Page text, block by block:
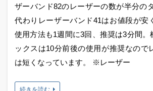
ザーバンド82のレーザーの数が半分の
代わりレーザーバンド41はお値段が安
使用方法も1週間に3回、推奨は3分間。
ックスは10分前後の使用が推奨なので
は短くなっています。 ※レーザー